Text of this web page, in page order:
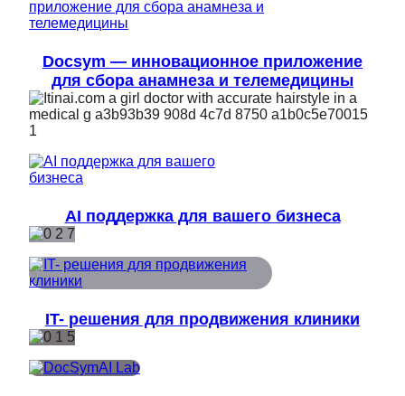
Docsym — инновационное приложение
для сбора анамнеза и телемедицины
AI поддержка для вашего бизнеса
IT- решения для продвижения клиники